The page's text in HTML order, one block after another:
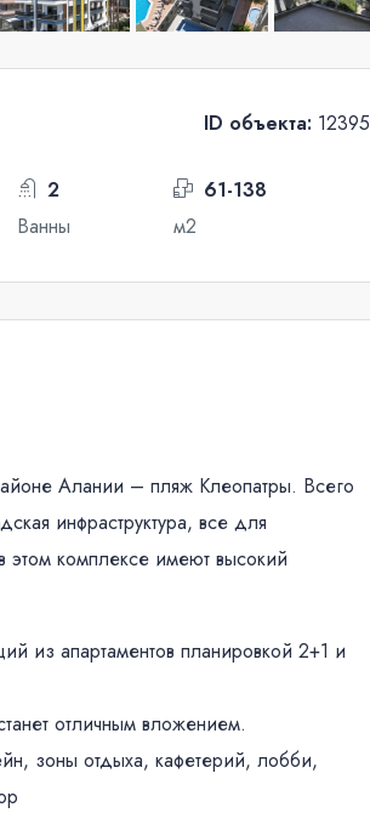
ID объекта: 12395
2
Ванны
61-138
м2
Алании – пляж Клеопатры. Всего
инфраструктура, все для
этом комплексе имеют высокий
из апартаментов планировкой 2+1 и
отличным вложением.
зоны отдыха, кафетерий, лобби,